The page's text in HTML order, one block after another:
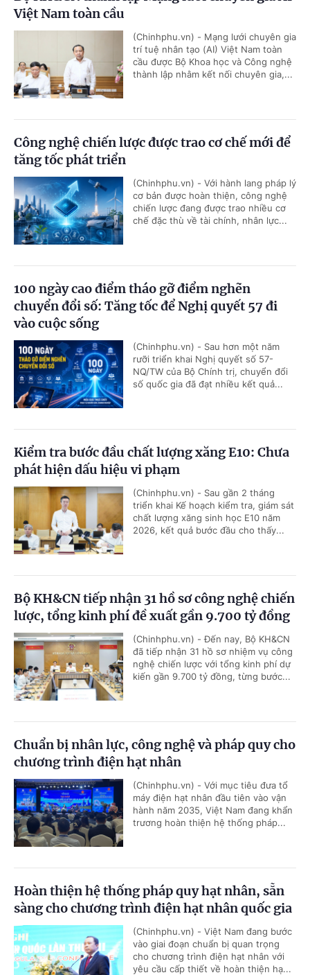
Việt Nam toàn cầu
(Chinhphu.vn) - Mạng lưới chuyên gia
trí tuệ nhân tạo (AI) Việt Nam toàn
cầu được Bộ Khoa học và Công nghệ
thành lập nhằm kết nối chuyên gia,...
Công nghệ chiến lược được trao cơ chế mới để
tăng tốc phát triển
(Chinhphu.vn) - Với hành lang pháp lý
cơ bản được hoàn thiện, công nghệ
chiến lược đang được trao nhiều cơ
chế đặc thù về tài chính, nhân lực...
100 ngày cao điểm tháo gỡ điểm nghẽn
chuyển đổi số: Tăng tốc để Nghị quyết 57 đi
vào cuộc sống
(Chinhphu.vn) - Sau hơn một năm
rưỡi triển khai Nghị quyết số 57-
NQ/TW của Bộ Chính trị, chuyển đổi
số quốc gia đã đạt nhiều kết quả...
Kiểm tra bước đầu chất lượng xăng E10: Chưa
phát hiện dấu hiệu vi phạm
(Chinhphu.vn) - Sau gần 2 tháng
triển khai Kế hoạch kiểm tra, giám sát
chất lượng xăng sinh học E10 năm
2026, kết quả bước đầu cho thấy...
Bộ KH&CN tiếp nhận 31 hồ sơ công nghệ chiến
lược, tổng kinh phí đề xuất gần 9.700 tỷ đồng
(Chinhphu.vn) - Đến nay, Bộ KH&CN
đã tiếp nhận 31 hồ sơ nhiệm vụ công
nghệ chiến lược với tổng kinh phí dự
kiến gần 9.700 tỷ đồng, từng bước...
Chuẩn bị nhân lực, công nghệ và pháp quy cho
chương trình điện hạt nhân
(Chinhphu.vn) - Với mục tiêu đưa tổ
máy điện hạt nhân đầu tiên vào vận
hành năm 2035, Việt Nam đang khẩn
trương hoàn thiện hệ thống pháp...
Hoàn thiện hệ thống pháp quy hạt nhân, sẵn
sàng cho chương trình điện hạt nhân quốc gia
(Chinhphu.vn) - Việt Nam đang bước
vào giai đoạn chuẩn bị quan trọng
cho chương trình điện hạt nhân với
yêu cầu cấp thiết về hoàn thiện hạ...